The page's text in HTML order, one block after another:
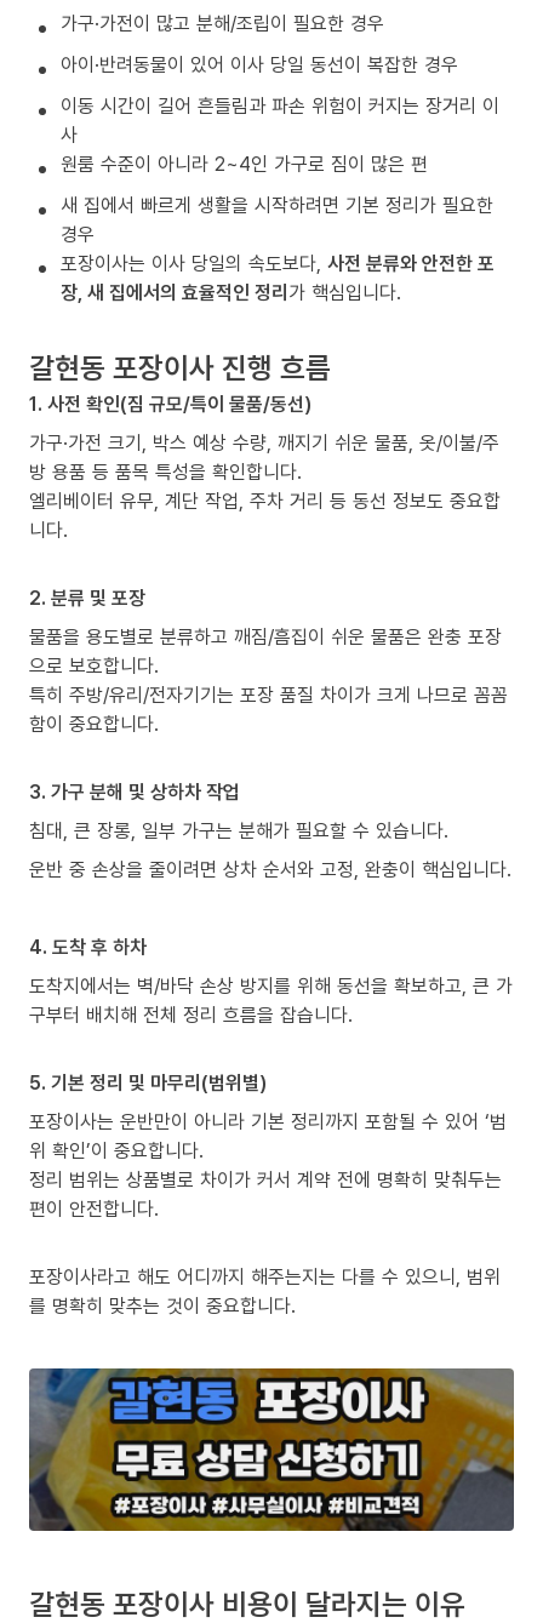
가구·가전이 많고 분해/조립이 필요한 경우
아이·반려동물이 있어 이사 당일 동선이 복잡한 경우
이동 시간이 길어 흔들림과 파손 위험이 커지는 장거리 이
사
원룸 수준이 아니라 2~4인 가구로 짐이 많은 편
새 집에서 빠르게 생활을 시작하려면 기본 정리가 필요한
경우
포장이사는 이사 당일의 속도보다, 사전 분류와 안전한 포
장, 새 집에서의 효율적인 정리가 핵심입니다.
갈현동 포장이사 진행 흐름
1. 사전 확인(짐 규모/특이 물품/동선)
가구·가전 크기, 박스 예상 수량, 깨지기 쉬운 물품, 옷/이불/주
방 용품 등 품목 특성을 확인합니다.
엘리베이터 유무, 계단 작업, 주차 거리 등 동선 정보도 중요합
니다.
2. 분류 및 포장
물품을 용도별로 분류하고 깨짐/흠집이 쉬운 물품은 완충 포장
으로 보호합니다.
특히 주방/유리/전자기기는 포장 품질 차이가 크게 나므로 꼼꼼
함이 중요합니다.
3. 가구 분해 및 상하차 작업
침대, 큰 장롱, 일부 가구는 분해가 필요할 수 있습니다.
운반 중 손상을 줄이려면 상차 순서와 고정, 완충이 핵심입니다.
4. 도착 후 하차
도착지에서는 벽/바닥 손상 방지를 위해 동선을 확보하고, 큰 가
구부터 배치해 전체 정리 흐름을 잡습니다.
5. 기본 정리 및 마무리(범위별)
포장이사는 운반만이 아니라 기본 정리까지 포함될 수 있어 ‘범
위 확인’이 중요합니다.
정리 범위는 상품별로 차이가 커서 계약 전에 명확히 맞춰두는
편이 안전합니다.
포장이사라고 해도 어디까지 해주는지는 다를 수 있으니, 범위
를 명확히 맞추는 것이 중요합니다.
갈현동 포장이사 비용이 달라지는 이유